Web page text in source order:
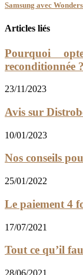
Samsung avec
Articles liés
Pourquoi
reconditionnée ?
23/11/2023
Avis sur
10/01/2023
Nos conseils
25/01/2022
Le paiement 4
17/07/2021
Tout ce qu’il
28/06/2021